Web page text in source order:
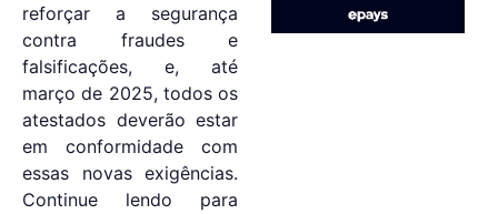
reforçar a segurança
contra fraudes e
falsificações, e, até
março de 2025, todos os
atestados deverão estar
em conformidade com
essas novas exigências.
Continue lendo para